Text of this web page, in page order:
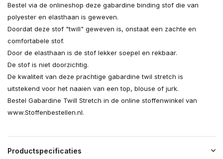
Bestel via de onlineshop deze gabardine binding stof die van
polyester en elasthaan is geweven.
Doordat deze stof "twill" geweven is, onstaat een zachte en
comfortabele stof.
Door de elasthaan is de stof lekker soepel en rekbaar.
De stof is niet doorzichtig.
De kwaliteit van deze prachtige gabardine twil stretch is
uitstekend voor het naaien van een top, blouse of jurk.
Bestel Gabardine Twill Stretch in de online stoffenwinkel van
www.Stoffenbestellen.nl.
Productspecificaties